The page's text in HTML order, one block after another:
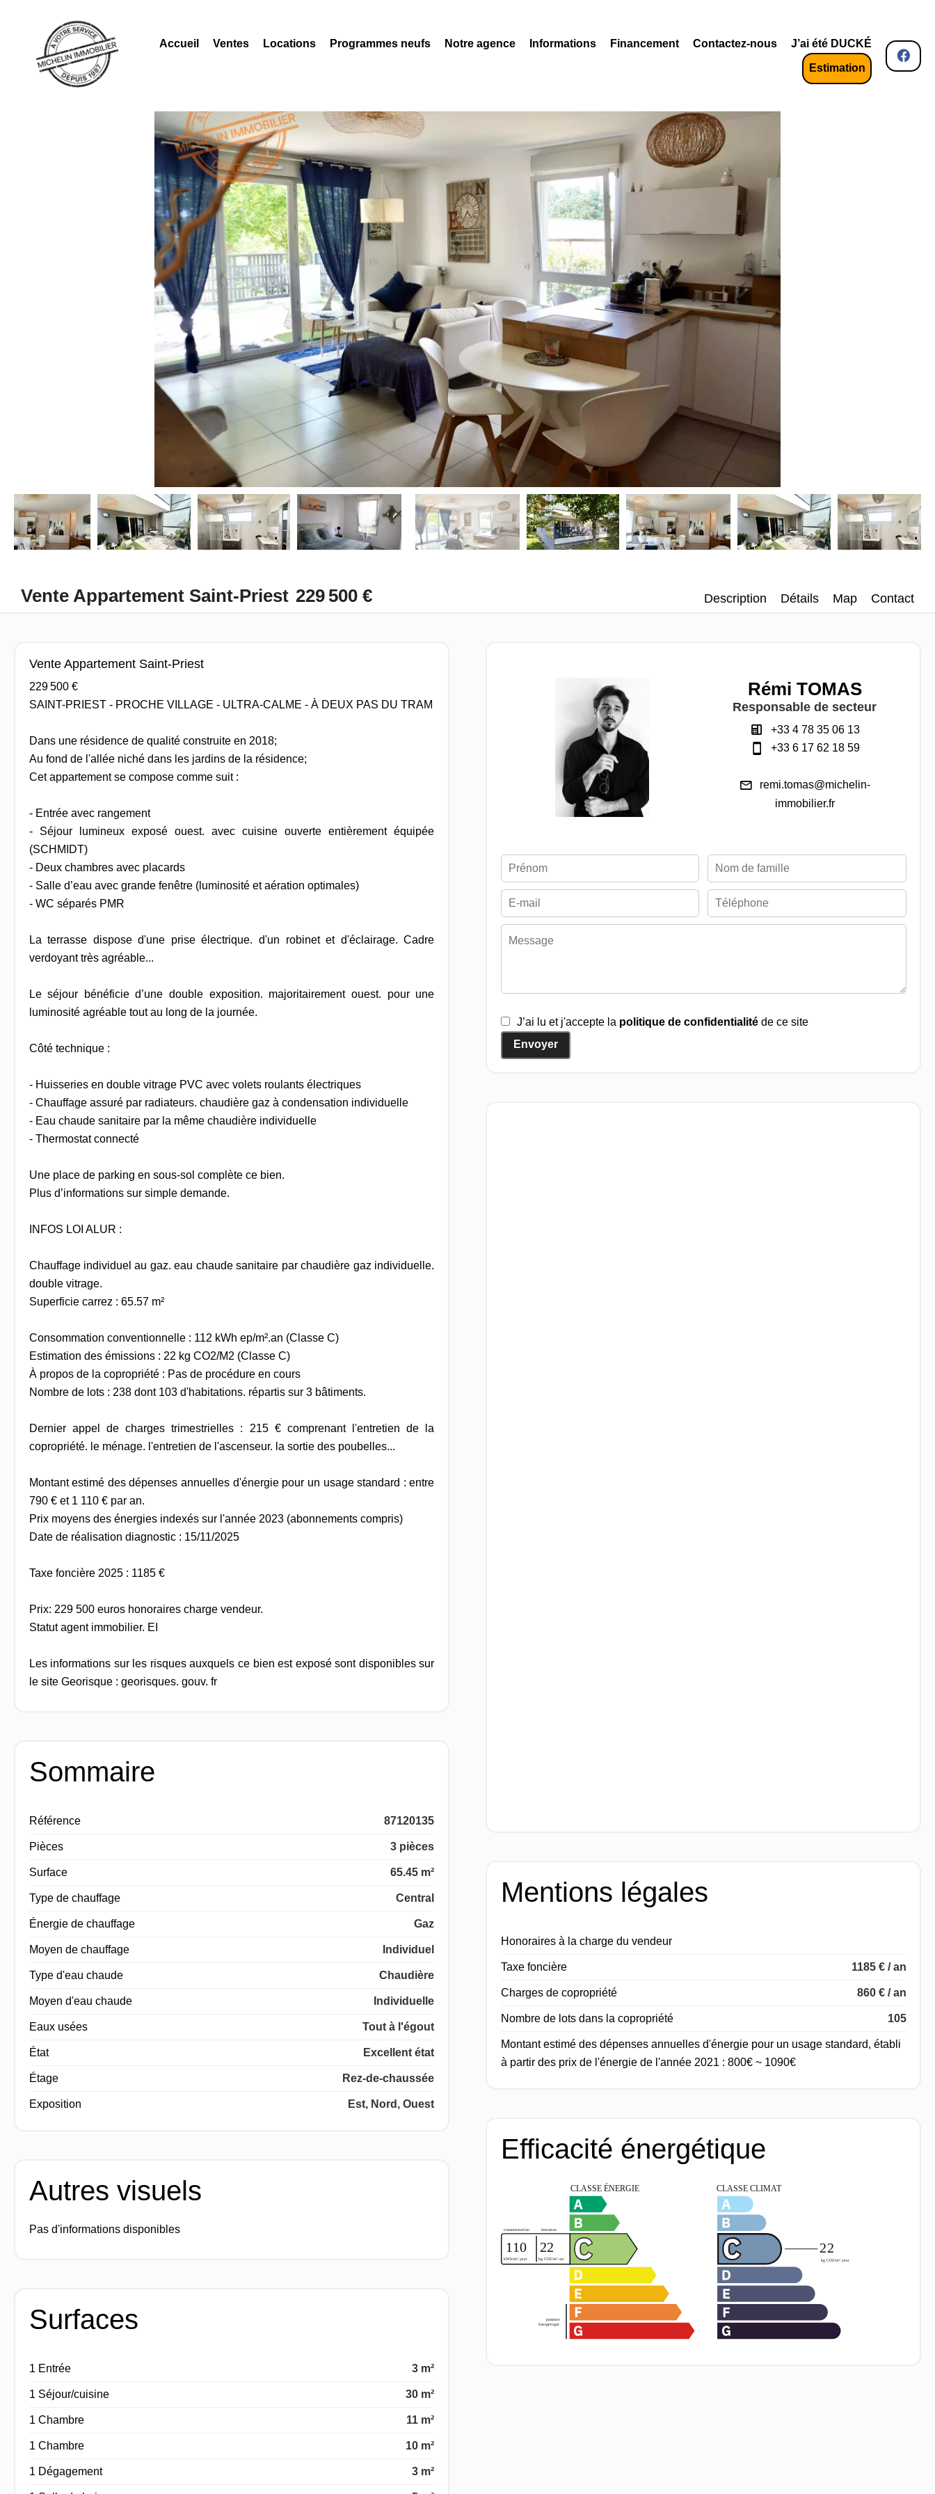
Accueil Ventes Locations Programmes neufs Notre agence Informations Financement Contactez-nous J’ai été DUCKÉ
Estimation
Vente Appartement Saint-Priest 229 500 € Description Détails Map Contact
Vente Appartement Saint-Priest
229 500 €
SAINT-PRIEST - PROCHE VILLAGE - ULTRA-CALME - À DEUX PAS DU TRAM
Dans une résidence de qualité construite en 2018;
Au fond de l'allée niché dans les jardins de la résidence;
Cet appartement se compose comme suit :
- Entrée avec rangement
- Séjour lumineux exposé ouest. avec cuisine ouverte entièrement équipée
(SCHMIDT)
- Deux chambres avec placards
- Salle d’eau avec grande fenêtre (luminosité et aération optimales)
- WC séparés PMR
La terrasse dispose d'une prise électrique. d'un robinet et d'éclairage. Cadre
verdoyant très agréable...
Le séjour bénéficie d’une double exposition. majoritairement ouest. pour une
luminosité agréable tout au long de la journée.
Côté technique :
- Huisseries en double vitrage PVC avec volets roulants électriques
- Chauffage assuré par radiateurs. chaudière gaz à condensation individuelle
- Eau chaude sanitaire par la même chaudière individuelle
- Thermostat connecté
Une place de parking en sous-sol complète ce bien.
Plus d’informations sur simple demande.
INFOS LOI ALUR :
Chauffage individuel au gaz. eau chaude sanitaire par chaudière gaz individuelle.
double vitrage.
Superficie carrez : 65.57 m²
Consommation conventionnelle : 112 kWh ep/m².an (Classe C)
Estimation des émissions : 22 kg CO2/M2 (Classe C)
À propos de la copropriété : Pas de procédure en cours
Nombre de lots : 238 dont 103 d'habitations. répartis sur 3 bâtiments.
Dernier appel de charges trimestrielles : 215 € comprenant l'entretien de la
copropriété. le ménage. l'entretien de l'ascenseur. la sortie des poubelles...
Montant estimé des dépenses annuelles d'énergie pour un usage standard : entre
790 € et 1 110 € par an.
Prix moyens des énergies indexés sur l'année 2023 (abonnements compris)
Date de réalisation diagnostic : 15/11/2025
Taxe foncière 2025 : 1185 €
Prix: 229 500 euros honoraires charge vendeur.
Statut agent immobilier. EI
Les informations sur les risques auxquels ce bien est exposé sont disponibles sur
le site Georisque : georisques. gouv. fr
Sommaire
Référence 87120135
Pièces 3 pièces
Surface 65.45 m²
Type de chauffage Central
Énergie de chauffage Gaz
Moyen de chauffage Individuel
Type d'eau chaude Chaudière
Moyen d'eau chaude Individuelle
Eaux usées Tout à l'égout
État Excellent état
Étage Rez-de-chaussée
Exposition Est, Nord, Ouest
Autres visuels
Pas d'informations disponibles
Surfaces
1 Entrée 3 m²
1 Séjour/cuisine 30 m²
1 Chambre 11 m²
1 Chambre 10 m²
1 Dégagement 3 m²
Rémi TOMAS
Responsable de secteur
+33 4 78 35 06 13
+33 6 17 62 18 59
remi.tomas@michelin-
immobilier.fr
J’ai lu et j'accepte la politique de confidentialitéde ce site
Envoyer
Mentions légales
Honoraires à la charge du vendeur
Taxe foncière 1185 € / an
Charges de copropriété 860 € / an
Nombre de lots dans la copropriété 105
Montant estimé des dépenses annuelles d'énergie pour un usage standard, établi
à partir des prix de l'énergie de l'année 2021 : 800€ ~ 1090€
Efficacité énergétique